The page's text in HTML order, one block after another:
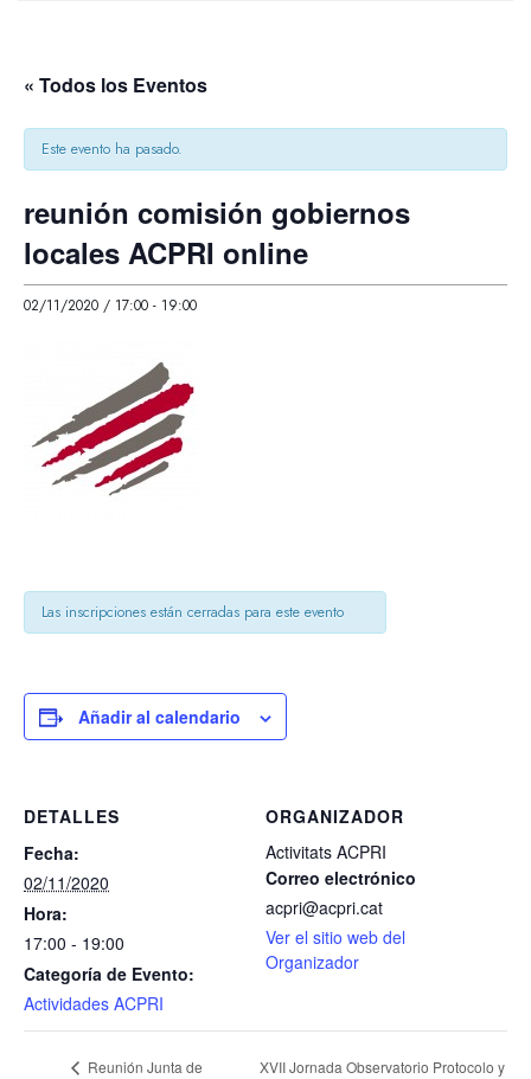
« Todos los Eventos
Este evento ha pasado.
reunión comisión gobiernos
locales ACPRI online
02/11/2020 / 17:00 - 19:00
Las inscripciones están cerradas para este evento
Añadir al calendario
DETALLES
Fecha:
02/11/2020
Hora:
17:00 - 19:00
Categoría de Evento:
Actividades ACPRI
ORGANIZADOR
Activitats ACPRI
Correo electrónico
acpri@acpri.cat
Ver el sitio web del
Organizador
Reunión Junta de
XVII Jornada Observatorio Protocolo y